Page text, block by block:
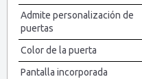
Admite personalización de
puertas
Color de la puerta
Pantalla incorporada